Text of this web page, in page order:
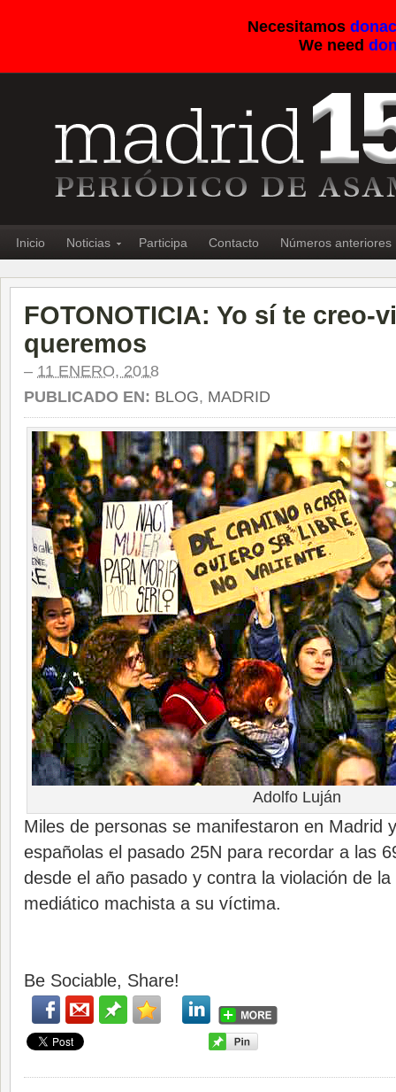
Necesitamos
We need
Inicio Noticias Participa Contacto Números anteriores
FOTONOTICIA: Yo sí te creo-
queremos
– 11 ENERO, 2018
PUBLICADO EN: BLOG, MADRID
Adolfo Luján
Miles de personas se manifestaron en Madrid
españolas el pasado 25N para recordar a las
desde el año pasado y contra la violación de
mediático machista a su víctima.
Be Sociable, Share!